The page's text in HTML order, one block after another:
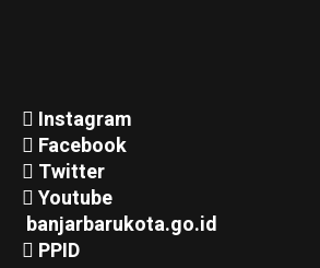
Instagram
Facebook
Twitter
Youtube
banjarbarukota.go.id
PPID